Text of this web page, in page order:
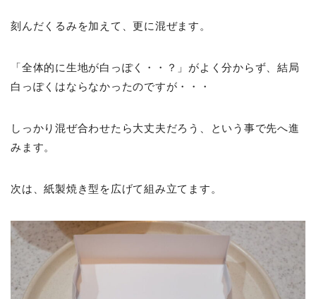
刻んだくるみを加えて、更に混ぜます。
「全体的に生地が白っぽく・・？」がよく分からず、結局
白っぽくはならなかったのですが・・・
しっかり混ぜ合わせたら大丈夫だろう、という事で先へ進
みます。
次は、紙製焼き型を広げて組み立てます。